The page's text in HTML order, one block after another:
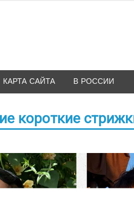
КАРТА САЙТА В РОССИИ
короткие